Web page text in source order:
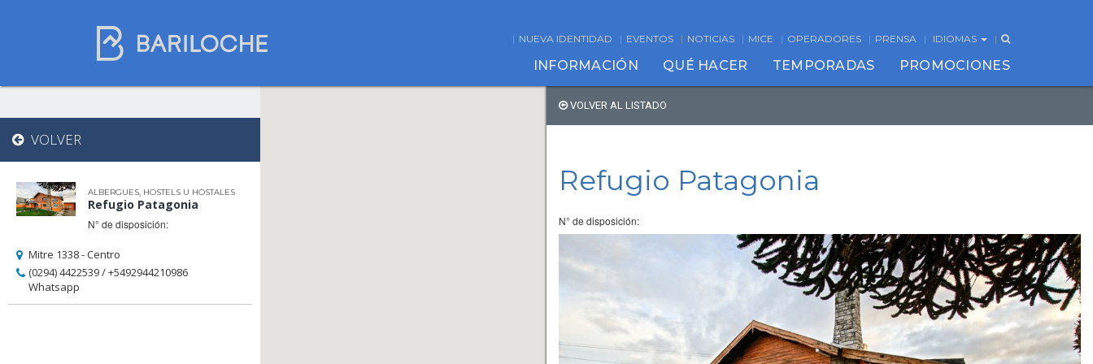
NUEVA IDENTIDAD EVENTOS NOTICIAS MICE OPERADORES PRENSA IDIOMAS
INFORMACIÓN QUÉ HACER TEMPORADAS PROMOCIONES
Dónde dormir
en Bariloche
Nombre de comercio
Tipo de alojamiento
VOLVER
ALBERGUES, HOSTELS U HOSTALES
Refugio Patagonia
N° de disposición:
Mitre 1338 - Centro
(0294) 4422539 / +5492944210986
Whatsapp
VOLVER AL LISTADO
Refugio Patagonia
N° de disposición: